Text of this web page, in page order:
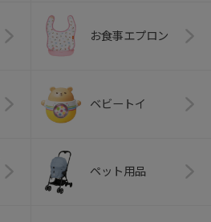
お食事エプロン
ベビートイ
ペット用品